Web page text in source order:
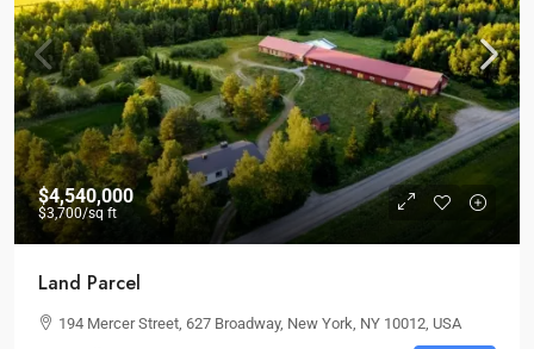
$4,540,000
$3,700/sq ft
Land Parcel
194 Mercer Street, 627 Broadway, New York, NY 10012, USA